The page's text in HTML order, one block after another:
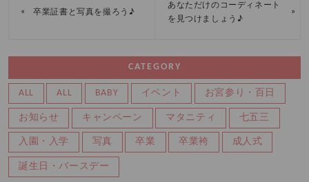
« 卒業証書と写真を撮ろう♪
あなただけのコーディネート
を見つけましょう♪
»
CATEGORY
ALL ALL BABY イベント お宮参り・百日
お知らせ キャンペーン マタニティ 七五三
入園・入学 写真 卒業 卒業袴 成人式
誕生日・バースデー